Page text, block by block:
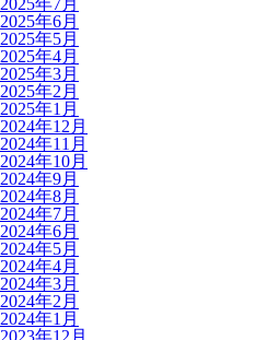
2025年7月
2025年6月
2025年5月
2025年4月
2025年3月
2025年2月
2025年1月
2024年12月
2024年11月
2024年10月
2024年9月
2024年8月
2024年7月
2024年6月
2024年5月
2024年4月
2024年3月
2024年2月
2024年1月